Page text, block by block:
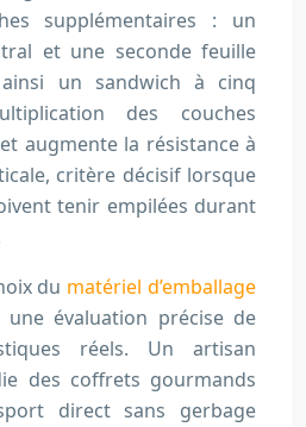
supplémentaires : un
et une seconde feuille
un sandwich à cinq
des couches
augmente la résistance à
critère décisif lorsque
tenir empilées durant
du matériel d’emballage
évaluation précise de
réels. Un artisan
des coffrets gourmands
direct sans gerbage